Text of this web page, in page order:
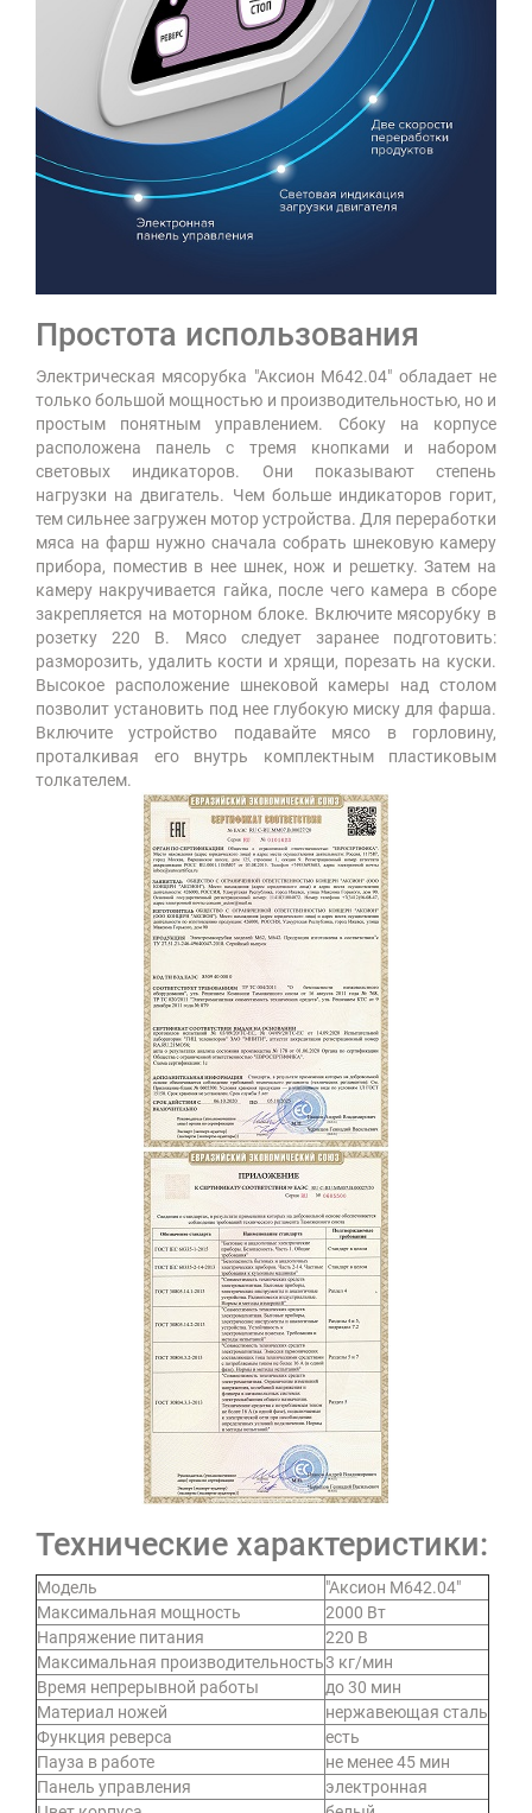
Простота использования
Электрическая мясорубка "Аксион М642.04" обладает не
только большой мощностью и производительностью, но и
простым понятным управлением. Сбоку на корпусе
расположена панель с тремя кнопками и набором
световых индикаторов. Они показывают степень
нагрузки на двигатель. Чем больше индикаторов горит,
тем сильнее загружен мотор устройства. Для переработки
мяса на фарш нужно сначала собрать шнековую камеру
прибора, поместив в нее шнек, нож и решетку. Затем на
камеру накручивается гайка, после чего камера в сборе
закрепляется на моторном блоке. Включите мясорубку в
розетку 220 В. Мясо следует заранее подготовить:
разморозить, удалить кости и хрящи, порезать на куски.
Высокое расположение шнековой камеры над столом
позволит установить под нее глубокую миску для фарша.
Включите устройство подавайте мясо в горловину,
проталкивая его внутрь комплектным пластиковым
толкателем.
Технические характеристики:
Модель
"Аксион М642.04"
Максимальная мощность
2000 Вт
Напряжение питания
220 В
Максимальная производительность3 кг/мин
Время непрерывной работы
до 30 мин
Материал ножей
нержавеющая сталь
Функция реверса
есть
Пауза в работе
не менее 45 мин
Панель управления
электронная